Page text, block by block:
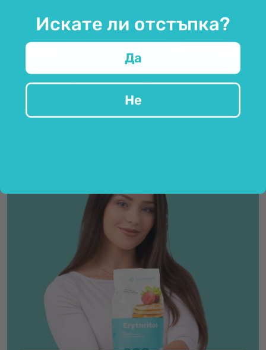
0 калории, 0 грижи
Еритритол за подслаждане без угризения на
Искате ли отстъпка?
Да
Не